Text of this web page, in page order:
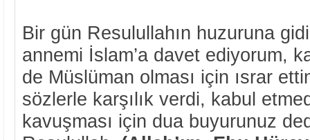
Bir gün Resulullahın huzuruna
annemi İslam’a davet ediyorum,
de Müslüman olması için ısrar
sözlerle karşılık verdi, kabul
kavuşması için dua buyurunuz